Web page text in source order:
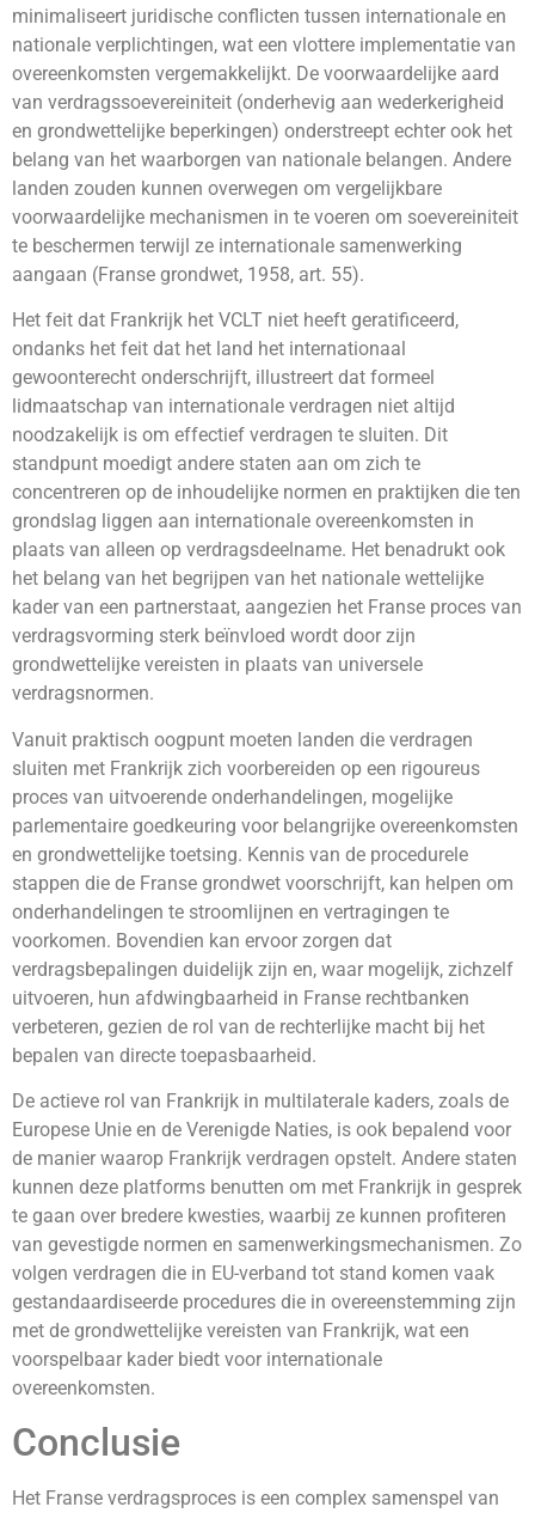
minimaliseert juridische conflicten tussen internationale en
nationale verplichtingen, wat een vlottere implementatie van
overeenkomsten vergemakkelijkt. De voorwaardelijke aard
van verdragssoevereiniteit (onderhevig aan wederkerigheid
en grondwettelijke beperkingen) onderstreept echter ook het
belang van het waarborgen van nationale belangen. Andere
landen zouden kunnen overwegen om vergelijkbare
voorwaardelijke mechanismen in te voeren om soevereiniteit
te beschermen terwijl ze internationale samenwerking
aangaan (Franse grondwet, 1958, art. 55).
Het feit dat Frankrijk het VCLT niet heeft geratificeerd,
ondanks het feit dat het land het internationaal
gewoonterecht onderschrijft, illustreert dat formeel
lidmaatschap van internationale verdragen niet altijd
noodzakelijk is om effectief verdragen te sluiten. Dit
standpunt moedigt andere staten aan om zich te
concentreren op de inhoudelijke normen en praktijken die ten
grondslag liggen aan internationale overeenkomsten in
plaats van alleen op verdragsdeelname. Het benadrukt ook
het belang van het begrijpen van het nationale wettelijke
kader van een partnerstaat, aangezien het Franse proces van
verdragsvorming sterk beïnvloed wordt door zijn
grondwettelijke vereisten in plaats van universele
verdragsnormen.
Vanuit praktisch oogpunt moeten landen die verdragen
sluiten met Frankrijk zich voorbereiden op een rigoureus
proces van uitvoerende onderhandelingen, mogelijke
parlementaire goedkeuring voor belangrijke overeenkomsten
en grondwettelijke toetsing. Kennis van de procedurele
stappen die de Franse grondwet voorschrijft, kan helpen om
onderhandelingen te stroomlijnen en vertragingen te
voorkomen. Bovendien kan ervoor zorgen dat
verdragsbepalingen duidelijk zijn en, waar mogelijk, zichzelf
uitvoeren, hun afdwingbaarheid in Franse rechtbanken
verbeteren, gezien de rol van de rechterlijke macht bij het
bepalen van directe toepasbaarheid.
De actieve rol van Frankrijk in multilaterale kaders, zoals de
Europese Unie en de Verenigde Naties, is ook bepalend voor
de manier waarop Frankrijk verdragen opstelt. Andere staten
kunnen deze platforms benutten om met Frankrijk in gesprek
te gaan over bredere kwesties, waarbij ze kunnen profiteren
van gevestigde normen en samenwerkingsmechanismen. Zo
volgen verdragen die in EU-verband tot stand komen vaak
gestandaardiseerde procedures die in overeenstemming zijn
met de grondwettelijke vereisten van Frankrijk, wat een
voorspelbaar kader biedt voor internationale
overeenkomsten.
Conclusie
Het Franse verdragsproces is een complex samenspel van